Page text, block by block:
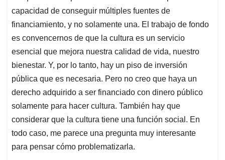
capacidad de conseguir múltiples fuentes de
financiamiento, y no solamente una. El trabajo de fondo
es convencernos de que la cultura es un servicio
esencial que mejora nuestra calidad de vida, nuestro
bienestar. Y, por lo tanto, hay un piso de inversión
pública que es necesaria. Pero no creo que haya un
derecho adquirido a ser financiado con dinero público
solamente para hacer cultura. También hay que
considerar que la cultura tiene una función social. En
todo caso, me parece una pregunta muy interesante
para pensar cómo problematizarla.